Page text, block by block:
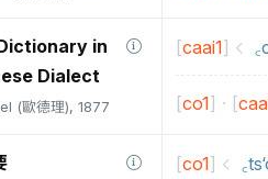
in
Dialect
(歐德理), 1877
[caai1]
[co1] · [
[co1]